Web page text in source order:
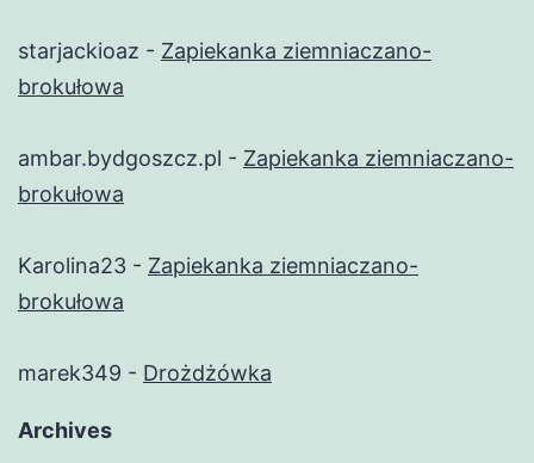
starjackioaz - Zapiekanka ziemniaczano-
brokułowa
ambar.bydgoszcz.pl - Zapiekanka ziemniaczano-
brokułowa
Karolina23 - Zapiekanka ziemniaczano-
brokułowa
marek349 - Drożdżówka
Archives